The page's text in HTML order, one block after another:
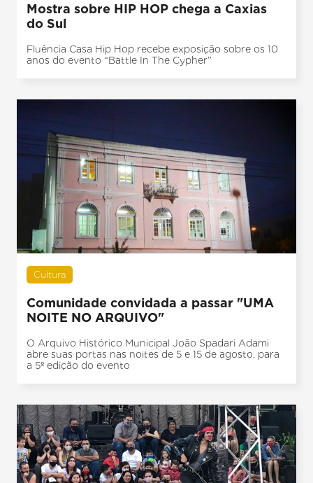
Mostra sobre HIP HOP chega a Caxias
do Sul
Fluência Casa Hip Hop recebe exposição sobre os 10
anos do evento “Battle In The Cypher”
Cultura
Comunidade convidada a passar "UMA
NOITE NO ARQUIVO"
O Arquivo Histórico Municipal João Spadari Adami
abre suas portas nas noites de 5 e 15 de agosto, para
a 5º edição do evento